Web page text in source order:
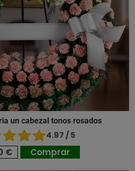
un cabezal tonos rosados
4.97 / 5
€ Comprar